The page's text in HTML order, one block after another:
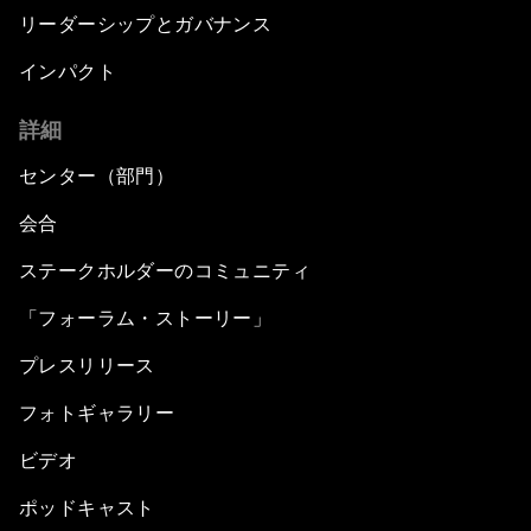
リーダーシップとガバナンス
インパクト
詳細
センター（部門）
会合
ステークホルダーのコミュニティ
「フォーラム・ストーリー」
プレスリリース
フォトギャラリー
ビデオ
ポッドキャスト